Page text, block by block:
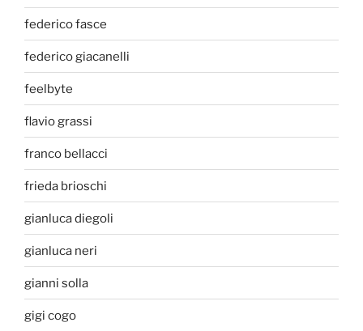
federico fasce
federico giacanelli
feelbyte
flavio grassi
franco bellacci
frieda brioschi
gianluca diegoli
gianluca neri
gianni solla
gigi cogo